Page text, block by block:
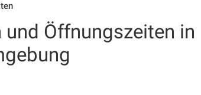
Öffnungszeiten in